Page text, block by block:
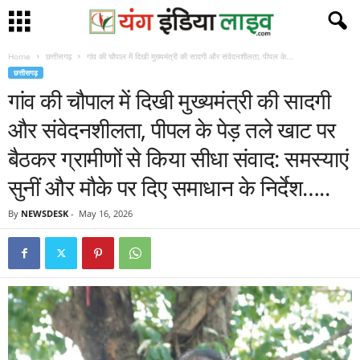
Home छत्तीसगढ़ गांव की चौपाल में दिखी मुख्यमंत्री की सादगी और संवेदनशीलता, पीपल के...
छत्तीसगढ़
गांव की चौपाल में दिखी मुख्यमंत्री की सादगी
और संवेदनशीलता, पीपल के पेड़ तले खाट पर
बैठकर ग्रामीणों से किया सीधा संवाद: समस्याएं
सुनीं और मौके पर दिए समाधान के निर्देश…..
By NEWSDESK - May 16, 2026